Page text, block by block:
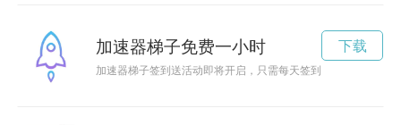
加速器梯子免费一小时
加速器梯子签到送活动即将开启，只需每天签到就能获得丰厚
下载